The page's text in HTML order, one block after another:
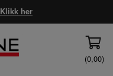
Klikk her
(0,00)